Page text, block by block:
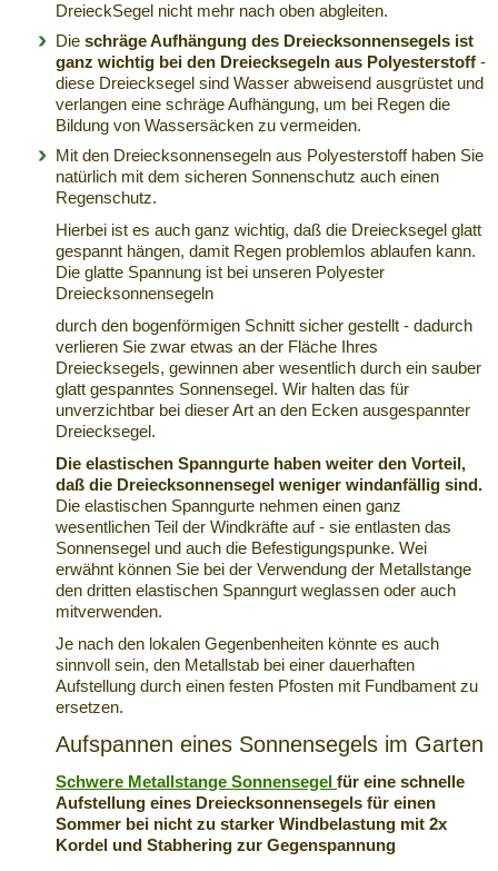
DreieckSegel nicht mehr nach oben abgleiten.
Die schräge Aufhängung des Dreiecksonnensegels ist
ganz wichtig bei den Dreiecksegeln aus Polyesterstoff -
diese Dreiecksegel sind Wasser abweisend ausgrüstet und
verlangen eine schräge Aufhängung, um bei Regen die
Bildung von Wassersäcken zu vermeiden.
Mit den Dreiecksonnensegeln aus Polyesterstoff haben Sie
natürlich mit dem sicheren Sonnenschutz auch einen
Regenschutz.
Hierbei ist es auch ganz wichtig, daß die Dreiecksegel glatt
gespannt hängen, damit Regen problemlos ablaufen kann.
Die glatte Spannung ist bei unseren Polyester
Dreiecksonnensegeln
durch den bogenförmigen Schnitt sicher gestellt - dadurch
verlieren Sie zwar etwas an der Fläche Ihres
Dreiecksegels, gewinnen aber wesentlich durch ein sauber
glatt gespanntes Sonnensegel. Wir halten das für
unverzichtbar bei dieser Art an den Ecken ausgespannter
Dreiecksegel.
Die elastischen Spanngurte haben weiter den Vorteil,
daß die Dreiecksonnensegel weniger windanfällig sind.
Die elastischen Spanngurte nehmen einen ganz
wesentlichen Teil der Windkräfte auf - sie entlasten das
Sonnensegel und auch die Befestigungspunke. Wei
erwähnt können Sie bei der Verwendung der Metallstange
den dritten elastischen Spanngurt weglassen oder auch
mitverwenden.
Je nach den lokalen Gegenbenheiten könnte es auch
sinnvoll sein, den Metallstab bei einer dauerhaften
Aufstellung durch einen festen Pfosten mit Fundbament zu
ersetzen.
Aufspannen eines Sonnensegels im Garten
Schwere Metallstange Sonnensegel für eine schnelle
Aufstellung eines Dreiecksonnensegels für einen
Sommer bei nicht zu starker Windbelastung mit 2x
Kordel und Stabhering zur Gegenspannung